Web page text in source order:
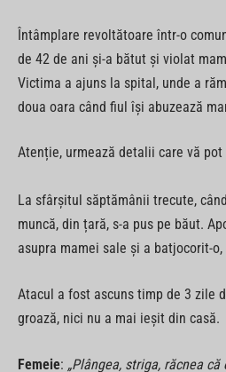
Întâmplare revoltătoare într-o
de 42 de ani și-a bătut și violat
Victima a ajuns la spital, unde a
doua oara când fiul își abuzează
Atenție, urmează detalii care vă
La sfârșitul săptămânii trecute,
muncă, din țară, s-a pus pe băut.
asupra mamei sale și a batjocorit-
Atacul a fost ascuns timp de 3 zile
groază, nici nu a mai ieșit din casă.
Femeie: „Plângea, striga, răcnea